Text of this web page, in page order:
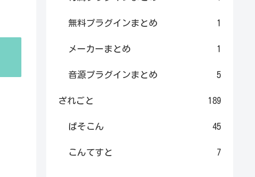
無料プラグインまとめ 1
メーカーまとめ 1
音源プラグインまとめ 5
ざれごと 189
ぱそこん 45
こんてすと 7